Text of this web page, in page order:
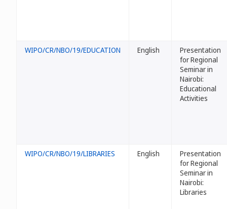
WIPO/CR/NBO/19/EDUCATION English
Presentation
for Regional
Seminar in
Nairobi:
Educational
Activities
WIPO/CR/NBO/19/LIBRARIES English
Presentation
for Regional
Seminar in
Nairobi:
Libraries